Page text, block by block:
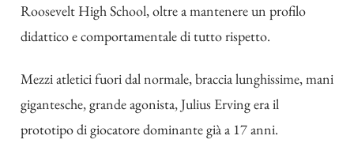
Roosevelt High School, oltre a mantenere un profilo
didattico e comportamentale di tutto rispetto.
Mezzi atletici fuori dal normale, braccia lunghissime, mani
gigantesche, grande agonista, Julius Erving era il
prototipo di giocatore dominante già a 17 anni.